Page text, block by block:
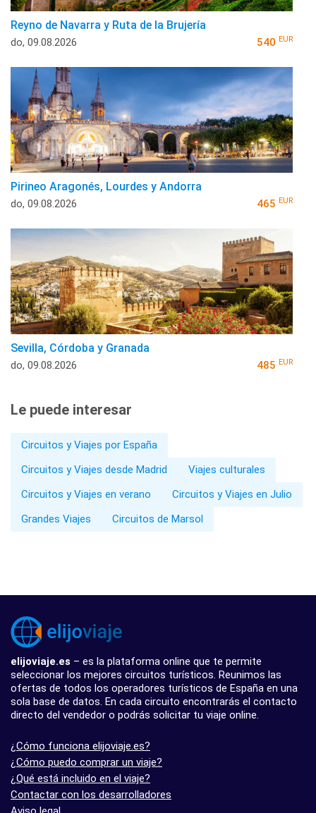
Reyno de Navarra y Ruta de la Brujería
do, 09.08.2026 540 EUR
Pirineo Aragonés, Lourdes y Andorra
do, 09.08.2026 465 EUR
Sevilla, Córdoba y Granada
do, 09.08.2026 485 EUR
Le puede interesar
Circuitos y Viajes por España
Circuitos y Viajes desde Madrid
Viajes culturales
Circuitos y Viajes en verano
Circuitos y Viajes en Julio
Grandes Viajes
Circuitos de Marsol
elijoviaje.es – es la plataforma online que te permite
seleccionar los mejores circuitos turísticos. Reunimos las
ofertas de todos los operadores turísticos de España en una
sola base de datos. En cada circuito encontrarás el contacto
directo del vendedor o podrás solicitar tu viaje online.
¿Cómo funciona elijoviaje.es?
¿Cómo puedo comprar un viaje?
¿Qué está incluido en el viaje?
Contactar con los desarrolladores